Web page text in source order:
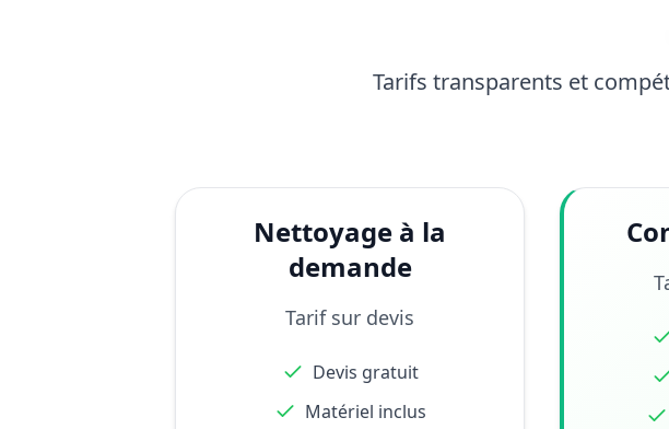
Tarifs transparents et
Nettoyage à la
demande
Tarif sur devis
Devis gratuit
Matériel inclus